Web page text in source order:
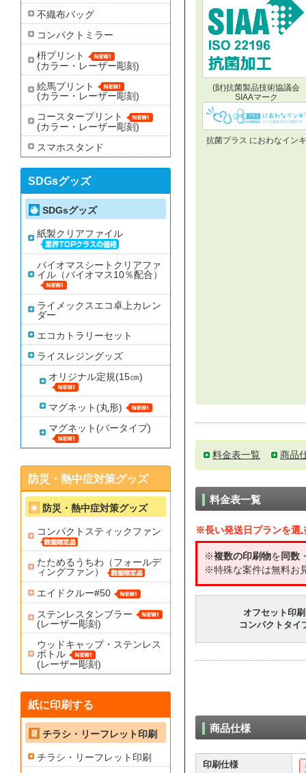
(財)抗菌製品技術協議会
SIAAマーク
抗菌プラス におわなインキ
料金表一覧 商品
料金表一覧
※長い発送日プランを選
※複数の印刷物を 同数
※特殊な案件は無料お
オフセット印刷
コンパクトタイ
商品仕様
印刷仕様
不織布バッグ
コンパクトミラー
枡プリント
(カラー・レーザー彫刻)
絵馬プリント
(カラー・レーザー彫刻)
コースタープリント
(カラー・レーザー彫刻)
スマホスタンド
SDGsグッズ
SDGsグッズ
紙製クリアファイル
バイオマスシートクリアファ
イル（バイオマス10％配合）
ライメックスエコ卓上カレン
ダー
エコカトラリーセット
ライスレジングッズ
オリジナル定規(15㎝)
マグネット(丸形)
マグネット(バータイプ)
防災・熱中症対策グッズ
防災・熱中症対策グッズ
コンパクトスティックファン
たためるうちわ（フォールデ
ィングファン）
エイドクルー#50
ステンレスタンブラー
(レーザー彫刻)
ウッドキャップ・ステンレス
ボトル
(レーザー彫刻)
紙に印刷する
チラシ・リーフレット印刷
チラシ・リーフレット印刷